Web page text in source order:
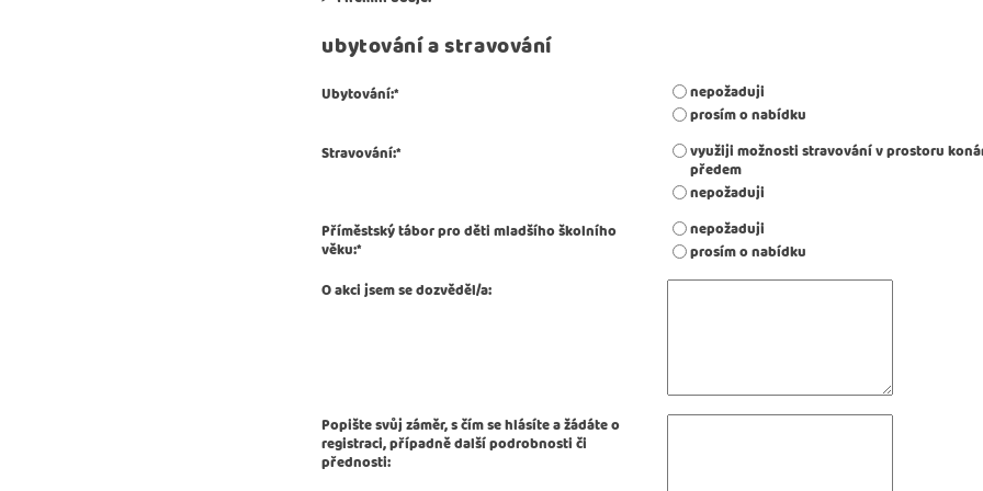
ubytování a stravování
Ubytování:*
nepožaduji
prosím o nabídku
Stravování:*
využiji možnosti stravování v prostoru konání - uhradím dle
předem
nepožaduji
Příměstský tábor pro děti mladšího školního
věku:*
nepožaduji
prosím o nabídku
O akci jsem se dozvěděl/a:
Popište svůj záměr, s čím se hlásíte a žádáte o
registraci, případně další podrobnosti či
přednosti: